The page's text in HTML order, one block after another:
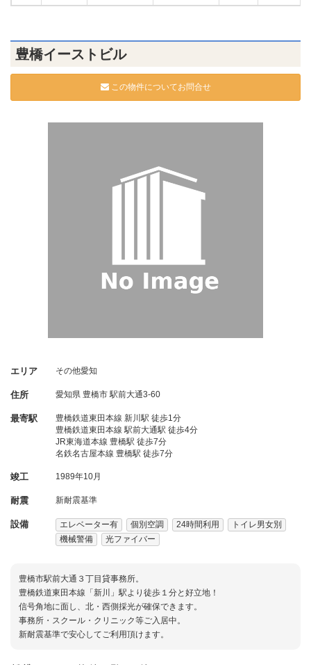
豊橋イーストビル
この物件についてお問合せ
エリア その他愛知
住所 愛知県 豊橋市駅前大通3-60
最寄駅
豊橋鉄道東田本線 新川駅 徒歩1分
豊橋鉄道東田本線 駅前大通駅 徒歩4分
JR東海道本線 豊橋駅 徒歩7分
名鉄名古屋本線 豊橋駅 徒歩7分
竣工 1989年10月
耐震 新耐震基準
設備 エレベーター有 個別空調 24時間利用
トイレ男女別
機械警備
光ファイバー
豊橋市駅前大通３丁目貸事務所。
豊橋鉄道東田本線「新川」駅より徒歩１分と好立地！
信号角地に面し、北・西側採光が確保できます。
事務所・スクール・クリニック等ご入居中。
新耐震基準で安心してご利用頂けます。